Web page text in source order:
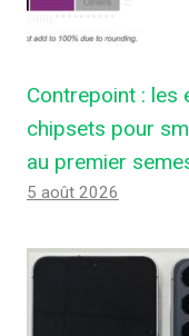
Contrepoint : les
chipsets pour
au premier
5 août 2026